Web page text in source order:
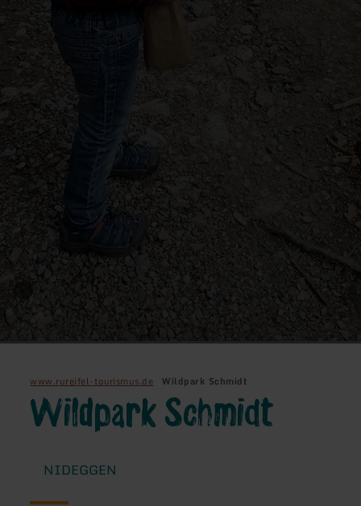
www.rureifel-tourismus.de Wildpark Schmidt
Wildpark Schmidt
NIDEGGEN